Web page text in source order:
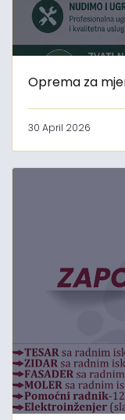
Oprema za
30 April 2026